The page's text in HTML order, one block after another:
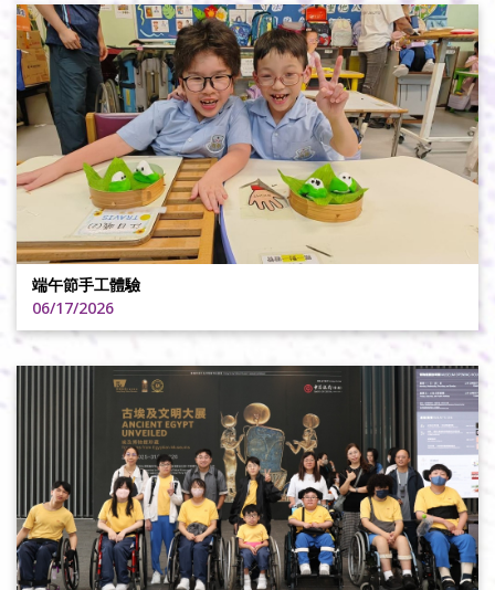
端午節手工體驗
06/17/2026